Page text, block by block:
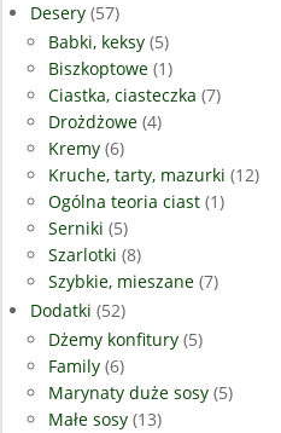
Desery (57)
Babki, keksy (5)
Biszkoptowe (1)
Ciastka, ciasteczka (7)
Drożdżowe (4)
Kremy (6)
Kruche, tarty, mazurki (12)
Ogólna teoria ciast (1)
Serniki (5)
Szarlotki (8)
Szybkie, mieszane (7)
Dodatki (52)
Dżemy konfitury (5)
Family (6)
Marynaty duże sosy (5)
Małe sosy (13)